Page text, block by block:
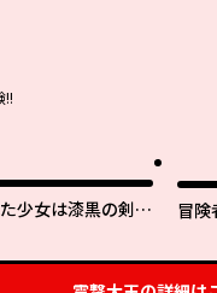
!!
少女は漆黒の剣を
冒険
人助